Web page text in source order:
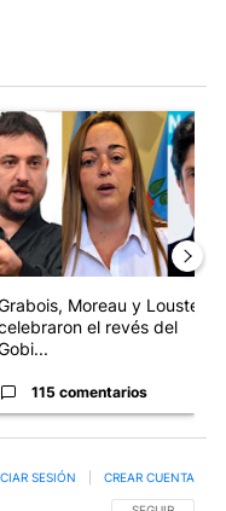
"Las inconsistencias de
artículo de tendencia con
Moreau y Lousteau
el revés del
115 comentarios
SESIÓN CREAR CUENTA